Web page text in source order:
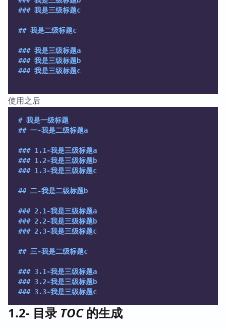
### 我是三级标题c
## 我是二级标题c
### 我是三级标题a
### 我是三级标题b
### 我是三级标题c
使用之后
# 我是一级标题
## 一-我是二级标题a
### 1.1-我是三级标题a
### 1.2-我是三级标题b
### 1.3-我是三级标题c
## 二-我是二级标题b
### 2.1-我是三级标题a
### 2.2-我是三级标题b
### 2.3-我是三级标题c
## 三-我是二级标题c
### 3.1-我是三级标题a
### 3.2-我是三级标题b
### 3.3-我是三级标题c
1.2- 目录 TOC的生成